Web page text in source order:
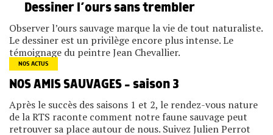
Dessiner l’ours sans trembler
Observer l’ours sauvage marque la vie de tout naturaliste.
Le dessiner est un privilège encore plus intense. Le
témoignage du peintre Jean Chevallier.
NOS ACTUS
NOS AMIS SAUVAGES – saison 3
Après le succès des saisons 1 et 2, le rendez-vous nature
de la RTS raconte comment notre faune sauvage peut
retrouver sa place autour de nous. Suivez Julien Perrot